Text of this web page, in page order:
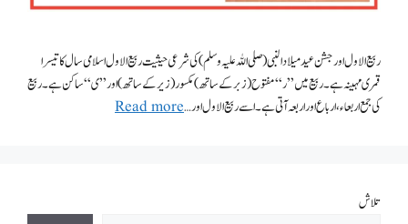
ربیع الاول اور جشن عید میلاد النبی ( صلی اللہ علیہ وسلم ) کی شرعی حیثیت ربیع الاول اسلامی سال کا تیسرا
قمری مہینہ ہے۔ ربیع میں ”ر“ مفتوح (زبر کے ساتھ ) مکسور (زیر کے ساتھ ) اور ”ی“ ساکن ہے۔ ربیع
کی جمع اربعاء، ارباع اور اربعہ آتی ہے۔ اسے ربیع الاول اور …Read more
تلاش